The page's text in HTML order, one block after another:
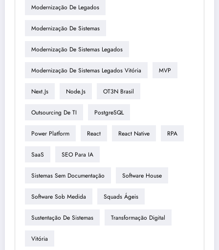
Modernização De Legados
Modernização De Sistemas
Modernização De Sistemas Legados
Modernização De Sistemas Legados Vitória MVP
Next.js Node.js OT3N Brasil
Outsourcing De TI PostgreSQL
Power Platform React React Native RPA
SaaS SEO Para IA
Sistemas Sem Documentação Software House
Software Sob Medida Squads Ágeis
Sustentação De Sistemas Transformação Digital
Vitória